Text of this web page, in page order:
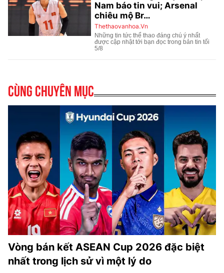
Cùng chuyên mục
Vòng bán kết ASEAN Cup 2026 đặc biệt
nhất trong lịch sử vì một lý do